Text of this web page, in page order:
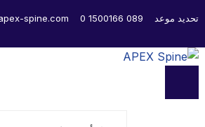
تحديد موعد 089 1500166 0
spine.com